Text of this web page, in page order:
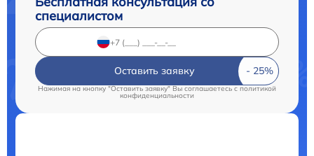
специалистом
Оставить заявку
Нажимая на кнопку "Оставить заявку" Вы соглашаетесь c политикой
конфиденциальности